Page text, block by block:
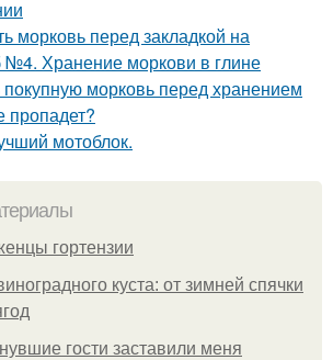
морковь перед закладкой на
Хранение моркови в глине
морковь перед хранением
пропадет?
мотоблок.
гортензии
куста: от зимней спячки
гости заставили меня